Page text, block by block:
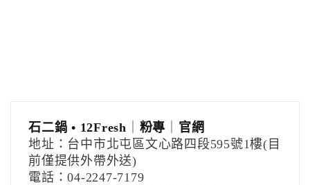
石二鍋 • 12Fresh 粉專
官網
地址：台中市北屯區文心路四段595號1樓(目
前僅提供外帶外送)
電話：04-2247-7179